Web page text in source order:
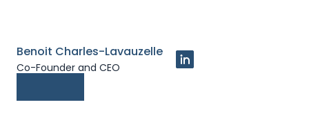
Benoit Charles-Lavauzelle
Co-Founder and CEO